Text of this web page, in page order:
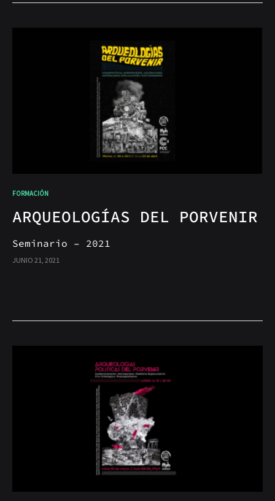
FORMACIÓN
ARQUEOLOGÍAS DEL PORVENIR
Seminario – 2021
JUNIO 21, 2021